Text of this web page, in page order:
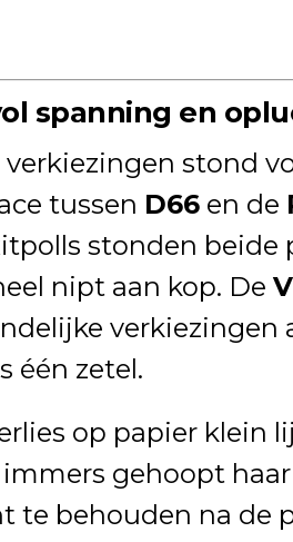
spanning en
verkiezingen stond
tussen D66 en de
stonden beide
nipt aan kop. De
één zetel.
op papier klein
gehoopt
te behouden na de